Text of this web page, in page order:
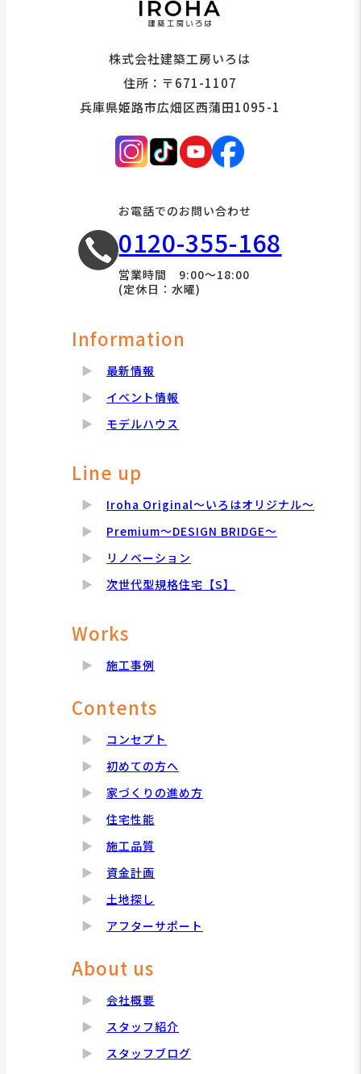
株式会社建築工房いろは
住所：〒671-1107
兵庫県姫路市広畑区西蒲田1095-1
お電話でのお問い合わせ
0120-355-168
営業時間 9:00～18:00
(定休日：水曜)
Information
最新情報
イベント情報
モデルハウス
Line up
Iroha Original～いろはオリジナル～
Premium～DESIGN BRIDGE～
リノベーション
次世代型規格住宅【S】
Works
施工事例
Contents
コンセプト
初めての方へ
家づくりの進め方
住宅性能
施工品質
資金計画
土地探し
アフターサポート
About us
会社概要
スタッフ紹介
スタッフブログ